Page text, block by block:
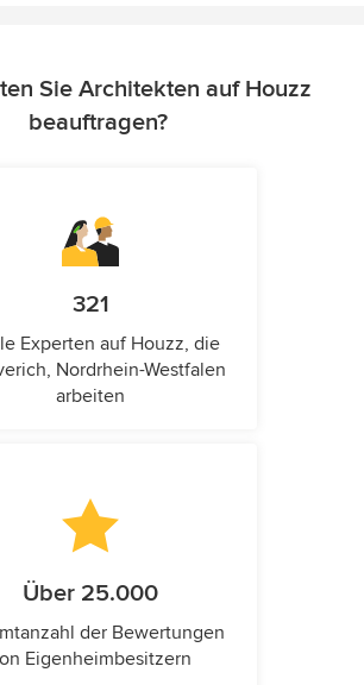
Sie Architekten auf Houzz
beauftragen?
321
Experten auf Houzz, die
Nordrhein-Westfalen
arbeiten
Über 25.000
der Bewertungen
Eigenheimbesitzern